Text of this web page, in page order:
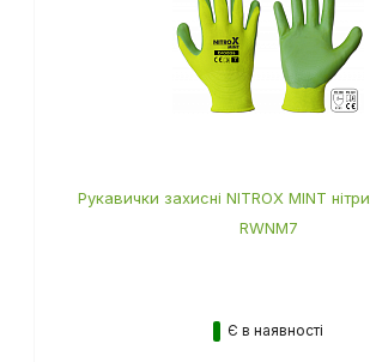
Рукавички захисні NITROX MINT
RWNM7
Є в наявності